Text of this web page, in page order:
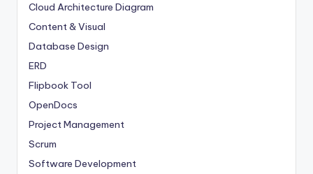
Cloud Architecture Diagram
Content & Visual
Database Design
ERD
Flipbook Tool
OpenDocs
Project Management
Scrum
Software Development